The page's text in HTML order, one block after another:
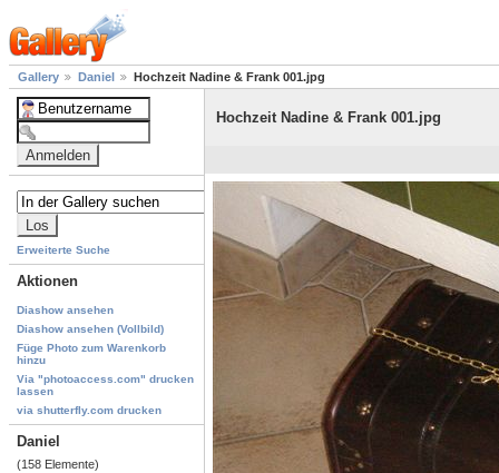
Gallery Daniel Hochzeit Nadine & Frank 001.jpg
Erweiterte Suche
Aktionen
Diashow ansehen
Diashow ansehen (Vollbild)
Füge Photo zum Warenkorb
hinzu
Via "photoaccess.com" drucken
lassen
via shutterfly.com drucken
Daniel
(158 Elemente)
Hochzeit Nadine & Frank 001.jpg